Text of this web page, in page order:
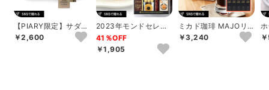
【PIARY限定】サダハ
ル アオキ パリ コフレ
アソー...
￥2,600
2023年モンドセレク
ション銀賞受賞 セイ
コー珈琲＆和洋...
41％OFF
￥1,905
ミカド珈琲 MAJOリ
キッドコーヒー無糖ギ
フト
￥3,240
個